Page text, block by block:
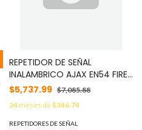
REPETIDOR DE SEÑAL
INALAMBRICO AJAX EN54 FIRE
REX / BLANCO / ALCANCE
HASTA 1800 MTS /
TECNOLOGIA JEWELLER /
SOLO COMPATIBLE CON HUB
$5,737.99 $7,085.88
24meses de$346.74
REPETIDORES DE SEÑAL